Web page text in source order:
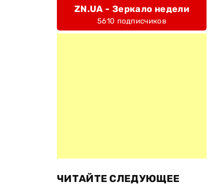
ZN.UA - Зеркало недели
5610 подписчиков
ЧИТАЙТЕ СЛЕДУЮЩЕЕ